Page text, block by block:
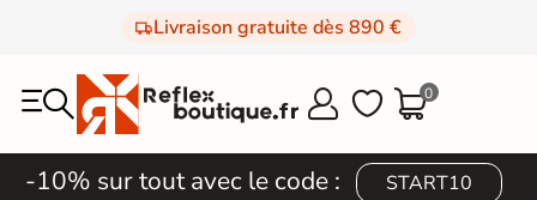
Livraison gratuite dès 890 €
  0
-10% sur tout avec le code : START10